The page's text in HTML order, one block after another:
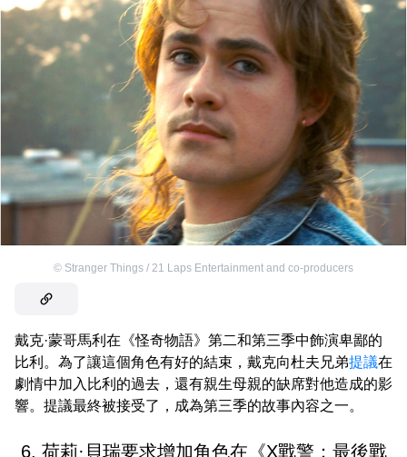
© Stranger Things / 21 Laps Entertainment and co-producers
戴克·蒙哥馬利在《怪奇物語》第二和第三季中飾演卑鄙的
比利。為了讓這個角色有好的結束，戴克向杜夫兄弟提議在
劇情中加入比利的過去，還有親生母親的缺席對他造成的影
響。提議最終被接受了，成為第三季的故事內容之一。
6. 荷莉·貝瑞要求增加角色在《X戰警：最後戰